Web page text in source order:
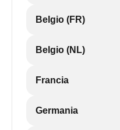
Belgio (FR)
Belgio (NL)
Francia
Germania